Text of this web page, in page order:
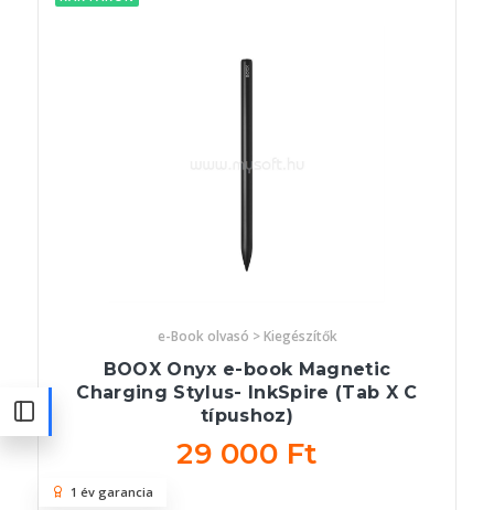
e-Book olvasó > Kiegészítők
BOOX Onyx e-book Magnetic
Charging Stylus- InkSpire (Tab X C
típushoz)
29 000 Ft
1 év garancia